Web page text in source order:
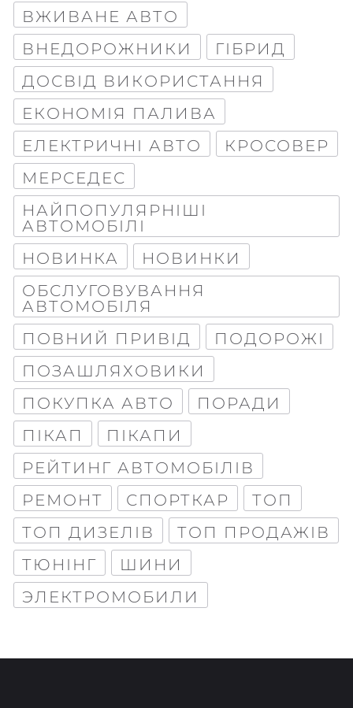
ВЖИВАНЕ АВТО
ВНЕДОРОЖНИКИ
ГІБРИД
ДОСВІД ВИКОРИСТАННЯ
ЕКОНОМІЯ ПАЛИВА
ЕЛЕКТРИЧНІ АВТО
КРОСОВЕР
МЕРСЕДЕС
НАЙПОПУЛЯРНІШІ
АВТОМОБІЛІ
НОВИНКА
НОВИНКИ
ОБСЛУГОВУВАННЯ
АВТОМОБІЛЯ
ПОВНИЙ ПРИВІД
ПОДОРОЖІ
ПОЗАШЛЯХОВИКИ
ПОКУПКА АВТО
ПОРАДИ
ПІКАП
ПІКАПИ
РЕЙТИНГ АВТОМОБІЛІВ
РЕМОНТ
СПОРТКАР
ТОП
ТОП ДИЗЕЛІВ
ТОП ПРОДАЖІВ
ТЮНІНГ
ШИНИ
ЭЛЕКТРОМОБИЛИ